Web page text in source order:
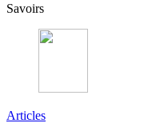
Savoirs
Articles